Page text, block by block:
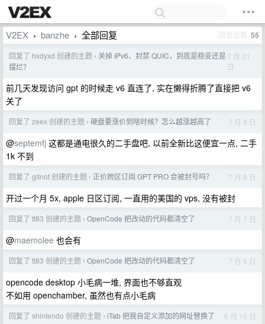
V2EX › banzhe › 全部回复 回复总数 55
回复了 hxdyxd 创建的主题 › 关掉 IPv6、封禁 QUIC，到底是稳妥还是
摆烂？
7 月 31
日
前几天发现访问 gpt 的时候走 v6 直连了, 实在懒得折腾了直接把 v6
关了
回复了 zeex 创建的主题 › 硬盘要涨价到啥时候？怎么越涨越高了 7 月 8 日
@septemfj 这都是通电很久的二手盘吧, 以前全新比这便宜一点, 二手
1k 不到
回复了 gitnot 创建的主题 › 正价跨区订阅 GPT PRO 会被封号吗？ 7 月 8 日
开过一个月 5x, apple 日区订阅, 一直用的美国的 vps, 没有被封
回复了 tt83 创建的主题 › OpenCode 把改动的代码都清空了 7 月 7 日
@maemolee 也会有
回复了 tt83 创建的主题 › OpenCode 把改动的代码都清空了 7 月 6 日
opencode desktop 小毛病一堆, 界面也不够直观
不如用 openchamber, 虽然也有点小毛病
回复了 shintendo 创建的主题 › iTab 把我自定义添加的网址替换了 6 月 16 日